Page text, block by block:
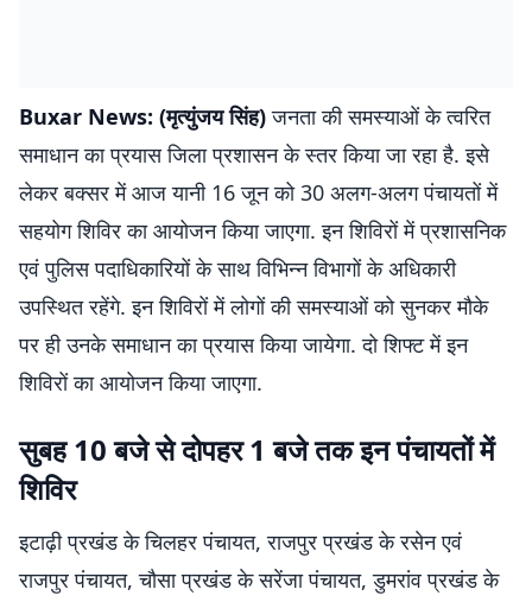
Buxar News: (मृत्युंजय सिंह)जनता की समस्याओं के त्वरित
समाधान का प्रयास जिला प्रशासन के स्तर किया जा रहा है. इसे
लेकर बक्सर में आज यानी 16 जून को 30 अलग-अलग पंचायतों में
सहयोग शिविर का आयोजन किया जाएगा. इन शिविरों में प्रशासनिक
एवं पुलिस पदाधिकारियों के साथ विभिन्न विभागों के अधिकारी
उपस्थित रहेंगे. इन शिविरों में लोगों की समस्याओं को सुनकर मौके
पर ही उनके समाधान का प्रयास किया जायेगा. दो शिफ्ट में इन
शिविरों का आयोजन किया जाएगा.
सुबह 10 बजे से दोपहर 1 बजे तक इन पंचायतों में
शिविर
इटाढ़ी प्रखंड के चिलहर पंचायत, राजपुर प्रखंड के रसेन एवं
राजपुर पंचायत, चौसा प्रखंड के सरेंजा पंचायत, डुमरांव प्रखंड के